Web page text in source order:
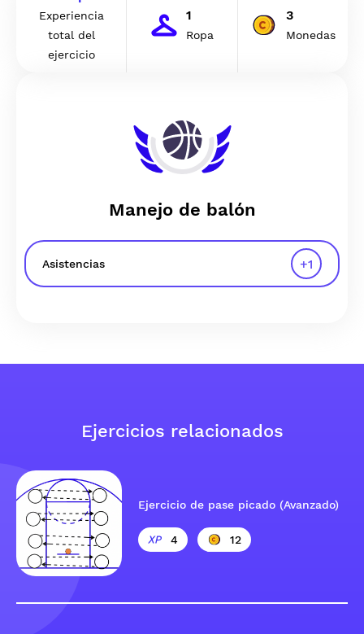
Experiencia
total del
ejercicio
1
Ropa
3
Monedas
Manejo de balón
Asistencias +1
Ejercicios relacionados
Ejercicio de pase picado (Avanzado)
4 12